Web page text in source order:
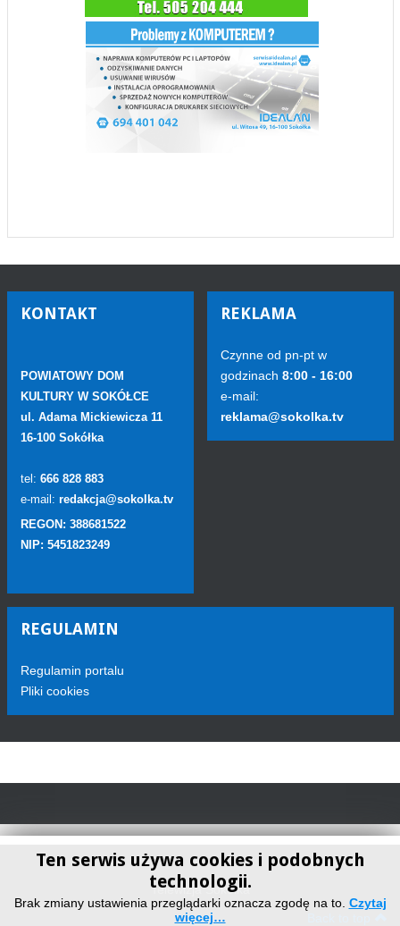
KONTAKT
POWIATOWY DOM
KULTURY W SOKÓŁCE
ul. Adama Mickiewicza 11
16-100 Sokółka
tel: 666 828 883
e-mail: redakcja@sokolka.tv
REGON: 388681522
NIP: 5451823249
REKLAMA
Czynne od pn-pt w
godzinach 8:00 - 16:00
e-mail:
reklama@sokolka.tv
REGULAMIN
Regulamin portalu
Pliki cookies
Ten serwis używa cookies i podobnych
technologii.
Brak zmiany ustawienia przeglądarki oznacza zgodę na to. Czytaj
więcej…
Telewizja Sokółka